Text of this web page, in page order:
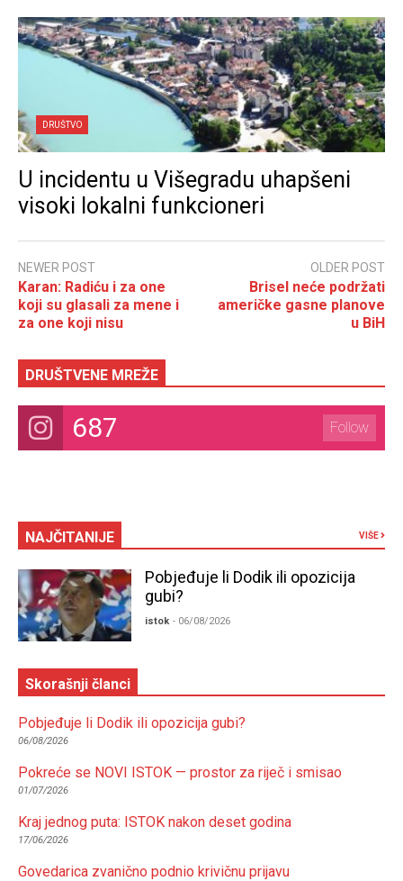
DRUŠTVO
U incidentu u Višegradu uhapšeni
visoki lokalni funkcioneri
NEWER POST
Karan: Radiću i za one
koji su glasali za mene i
za one koji nisu
OLDER POST
Brisel neće podržati
američke gasne planove
u BiH
DRUŠTVENE MREŽE
687 Follow
NAJČITANIJE VIŠE
Pobjeđuje li Dodik ili opozicija
gubi?
istok - 06/08/2026
Skorašnji članci
Pobjeđuje li Dodik ili opozicija gubi?
06/08/2026
Pokreće se NOVI ISTOK — prostor za riječ i smisao
01/07/2026
Kraj jednog puta: ISTOK nakon deset godina
17/06/2026
Govedarica zvanično podnio krivičnu prijavu